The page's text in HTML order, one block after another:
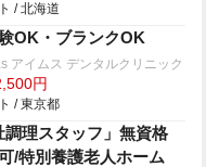
/ 北海道
OK・ブランクOK
アイムス デンタルクリニック
円
/ 東京都
調理スタッフ」無資格
/特別養護老人ホーム